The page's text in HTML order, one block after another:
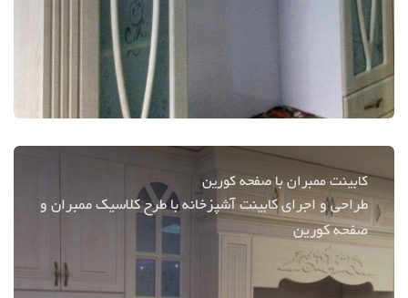
کابینت ممبران با صفحه کورین
طراحی و اجرای کابینت آشپزخانه با طرح کلاسیک ممبران و
صفحه کورین